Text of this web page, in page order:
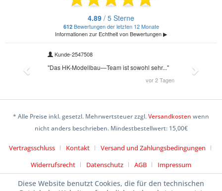
* Alle Preise inkl. gesetzl. Mehrwertsteuer zzgl.Versandkosten wenn
nicht anders beschrieben. Mindestbestellwert: 15,00€
Vertragsschluss Kontakt
Versand und Zahlungsbedingungen
Widerrufsrecht
Datenschutz AGB Impressum
Diese Website benutzt Cookies, die für den technischen